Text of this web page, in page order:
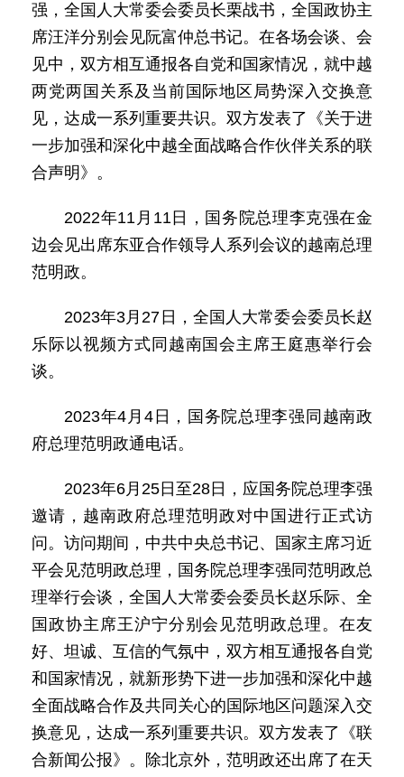
强，全国人大常委会委员长栗战书，全国政协主
席汪洋分别会见阮富仲总书记。在各场会谈、会
见中，双方相互通报各自党和国家情况，就中越
两党两国关系及当前国际地区局势深入交换意
见，达成一系列重要共识。双方发表了《关于进
一步加强和深化中越全面战略合作伙伴关系的联
合声明》。
2022年11月11日，国务院总理李克强在金
边会见出席东亚合作领导人系列会议的越南总理
范明政。
2023年3月27日，全国人大常委会委员长赵
乐际以视频方式同越南国会主席王庭惠举行会
谈。
2023年4月4日，国务院总理李强同越南政
府总理范明政通电话。
2023年6月25日至28日，应国务院总理李强
邀请，越南政府总理范明政对中国进行正式访
问。访问期间，中共中央总书记、国家主席习近
平会见范明政总理，国务院总理李强同范明政总
理举行会谈，全国人大常委会委员长赵乐际、全
国政协主席王沪宁分别会见范明政总理。在友
好、坦诚、互信的气氛中，双方相互通报各自党
和国家情况，就新形势下进一步加强和深化中越
全面战略合作及共同关心的国际地区问题深入交
换意见，达成一系列重要共识。双方发表了《联
合新闻公报》。除北京外，范明政还出席了在天